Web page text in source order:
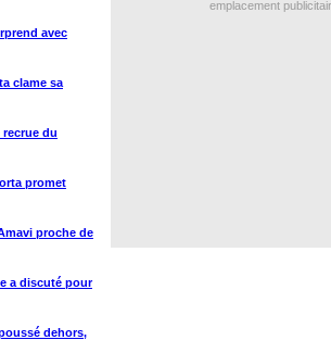
avec
clame sa
du
promet
proche de
a discuté pour
dehors,
emplacement